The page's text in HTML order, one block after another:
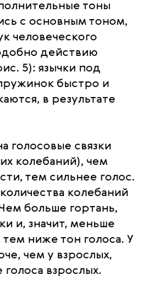
тоны
с основным тоном,
человеческого
действию
5): язычки под
быстро и
в результате
голосовые связки
колебаний), чем
тем сильнее голос.
колебаний
больше гортань,
и, значит, меньше
ниже тон голоса. У
чем у взрослых,
взрослых.